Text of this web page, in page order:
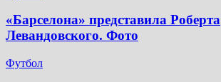
«Барселона» представила Роберта
Левандовского. Фото
Футбол